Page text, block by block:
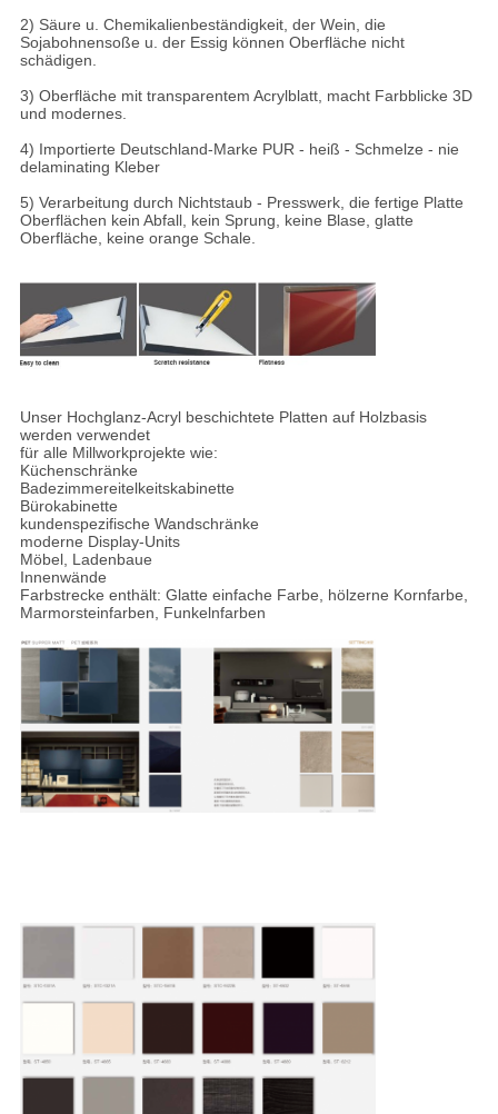
2) Säure u. Chemikalienbeständigkeit, der Wein, die
Sojabohnensoße u. der Essig können Oberfläche nicht
schädigen.
3) Oberfläche mit transparentem Acrylblatt, macht Farbblicke 3D
und modernes.
4) Importierte Deutschland-Marke PUR - heiß - Schmelze - nie
delaminating Kleber
5) Verarbeitung durch Nichtstaub - Presswerk, die fertige Platte
Oberflächen kein Abfall, kein Sprung, keine Blase, glatte
Oberfläche, keine orange Schale.
Unser Hochglanz-Acryl beschichtete Platten auf Holzbasis
werden verwendet
für alle Millworkprojekte wie:
Küchenschränke
Badezimmereitelkeitskabinette
Bürokabinette
kundenspezifische Wandschränke
moderne Display-Units
Möbel, Ladenbaue
Innenwände
Farbstrecke enthält: Glatte einfache Farbe, hölzerne Kornfarbe,
Marmorsteinfarben, Funkelnfarben